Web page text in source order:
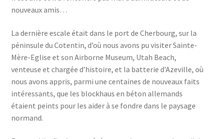
nouveaux amis…
La dernière escale était dans le port de Cherbourg, sur la
péninsule du Cotentin, d’où nous avons pu visiter Sainte-
Mère-Eglise et son Airborne Museum, Utah Beach,
venteuse et chargée d’histoire, et la batterie d’Azeville, où
nous avons appris, parmi une centaines de nouveaux faits
intéressants, que les blockhaus en béton allemands
étaient peints pour les aider à se fondre dans le paysage
normand.